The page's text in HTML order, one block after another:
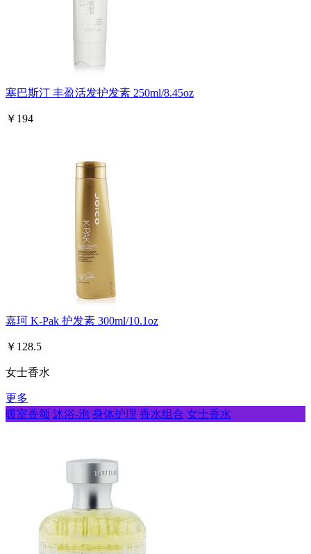
塞巴斯汀 丰盈活发护发素 250ml/8.45oz
￥194
嘉珂 K-Pak 护发素 300ml/10.1oz
￥128.5
女士香水
更多
暖室香颂 沐浴-泡 身体护理 香水组合 女士香水